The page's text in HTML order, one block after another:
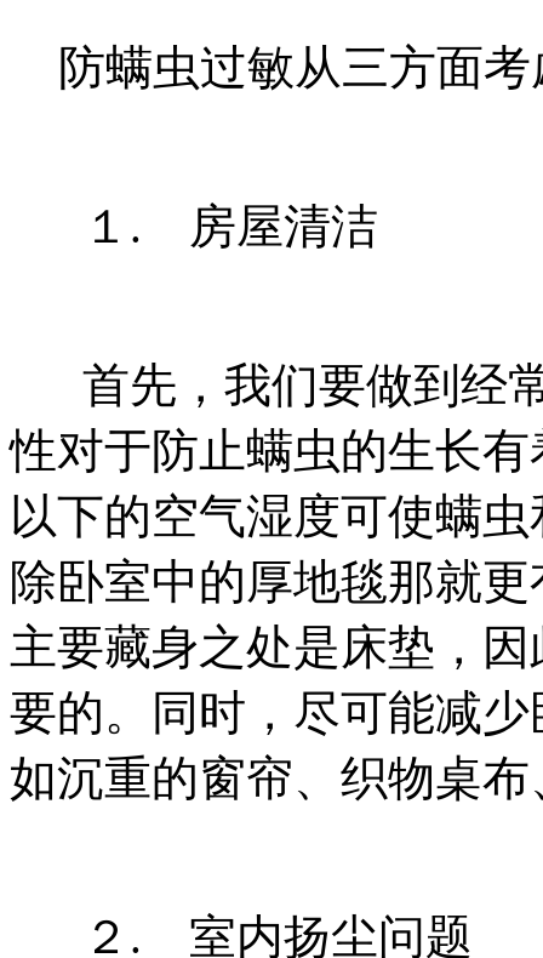
防螨虫过敏从三方面考
１. 房屋清洁
首先，我们要做到经
性对于防止螨虫的生长
以下的空气湿度可使螨
除卧室中的厚地毯那就
主要藏身之处是床垫，
要的。同时，尽可能减
如沉重的窗帘、织物桌
２. 室内扬尘问题